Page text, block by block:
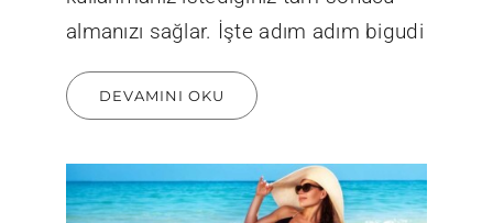
almanızı sağlar. İşte adım adım bigudi
DEVAMINI OKU